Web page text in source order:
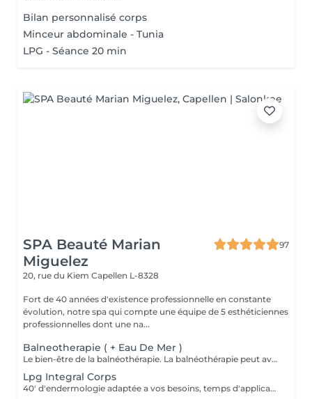
Bilan personnalisé corps
Minceur abdominale - Tunia
LPG - Séance 20 min
SPA Beauté Marian
Miguelez
97
20, rue du Kiem Capellen L-8328
Fort de 40 années d'existence professionnelle en constante
évolution, notre spa qui compte une équipe de 5 esthéticiennes
professionnelles dont une na...
Balneotherapie ( + Eau De Mer )
Le bien-être de la balnéothérapie. La balnéothérapie peut avoir de nombreuses applications aussi bien dans le domaine de la santé que celui de la beauté. Elle vous permet de soulager les douleurs de l'arthrose, de faciliter la récupération de n'importe quel processus traumatique, problèmes osseux, musculaires et ligamenteux, et de réduire l'état dépressif ainsi que le stress.
Lpg Integral Corps
40' d'endermologie adaptée a vos besoins, temps d'application de crème avant/après et enfilage endermowear inclus.